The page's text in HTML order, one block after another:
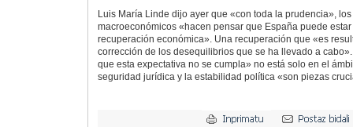
Luis María Linde dijo ayer que «con toda la prudencia»,
macroeconómicos «hacen pensar que España puede
recuperación económica». Una recuperación que «es
corrección de los desequilibrios que se ha llevado a
que esta expectativa no se cumpla» no está solo en el
seguridad jurídica y la estabilidad política «son piezas